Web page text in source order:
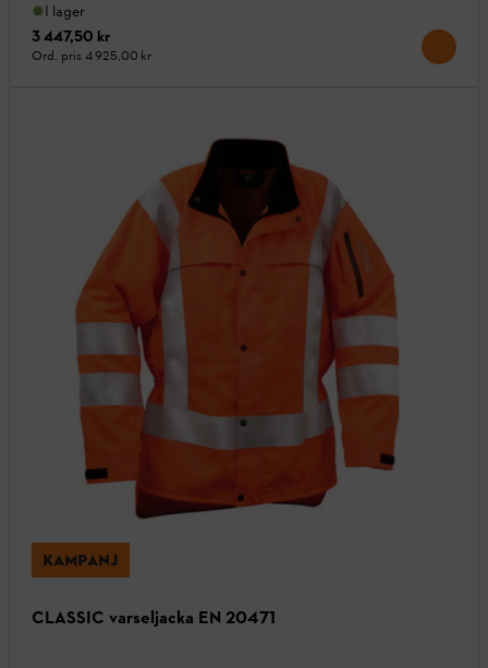
I lager
3 447,50 kr
Ord. pris 4 925,00 kr
KAMPANJ
CLASSIC varseljacka EN 20471